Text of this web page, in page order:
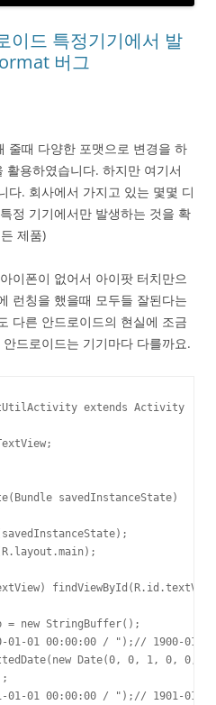
이드 특정기기에서 발
버그
줄때 다양한 포맷으로 변경을 하
용하였습니다. 하지만 여기서
다. 회사에서 가지고 있는 몇몇 디
정 기기에서만 발생하는 것을 확
제품)
이폰이 없어서 아이팟 터치만으
런칭을 했을때 모두들 잘된다는
다른 안드로이드의 현실에 조금
드로이드는 기기마다 다를까요.
extends Activity
savedInstanceState)
= new StringBuffer();
01-01 00:00:00 / ");// 1900-01-
Date(0, 0, 1, 0, 0,
01-01 00:00:00 / ");// 1901-01-